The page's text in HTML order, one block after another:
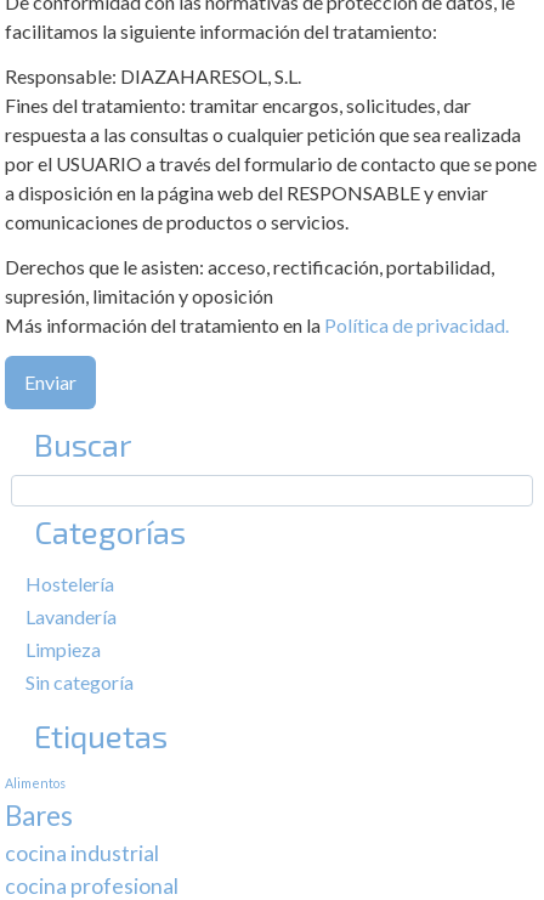
facilitamos la siguiente información del tratamiento:
Responsable: DIAZAHARESOL, S.L.
Fines del tratamiento: tramitar encargos, solicitudes, dar
respuesta a las consultas o cualquier petición que sea realizada
por el USUARIO a través del formulario de contacto que se pone
a disposición en la página web del RESPONSABLE y enviar
comunicaciones de productos o servicios.
Derechos que le asisten: acceso, rectificación, portabilidad,
supresión, limitación y oposición
Más información del tratamiento en la Política de privacidad.
Buscar
Categorías
Hostelería
Lavandería
Limpieza
Sin categoría
Etiquetas
Alimentos
Bares
cocina industrial
cocina profesional